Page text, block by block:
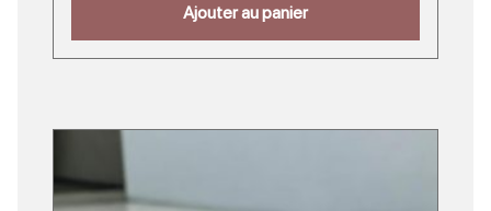
Ajouter au panier